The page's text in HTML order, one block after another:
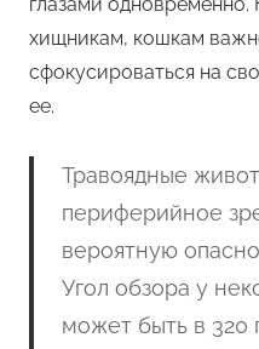
хищникам, кошкам
сфокусироваться на
ее.
Травоядные
периферийное
вероятную
Угол обзора у
может быть в 320